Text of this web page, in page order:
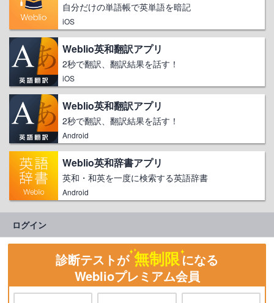
自分だけの単語帳で英単語を暗記
iOS
Weblio英和翻訳アプリ
2秒で翻訳、翻訳結果を話す！
iOS
Weblio英和翻訳アプリ
2秒で翻訳、翻訳結果を話す！
Android
Weblio英和辞書アプリ
英和・和英を一度に検索する英語辞書
Android
ログイン
診断テストが 無制限になる
Weblioプレミアム会員